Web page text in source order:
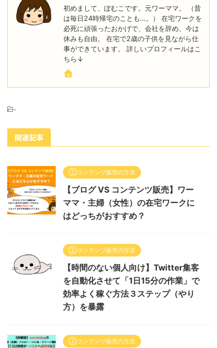
初めまして、ぽむこです。元ワーママ。 （昔
は毎日24時帰宅のことも…。） 在宅ワークを
必死に頑張ったおかげで、会社を辞め、今は
休みも自由。 在宅で2歳の子供を見ながら仕
事ができています。 詳しいプロフィールはこ
ちら↓
-
関連記事
②コンテンツ販売の方法
【ブログ VS コンテンツ販売】ワー
ママ・主婦（女性）の在宅ワークに
はどっちがおすすめ？
②コンテンツ販売の方法
【時間のない個人向け】Twitter集客
を自動化させて「1日15分の作業」で
効率よく稼ぐ方法３ステップ（やり
方）を暴露
②コンテンツ販売の方法